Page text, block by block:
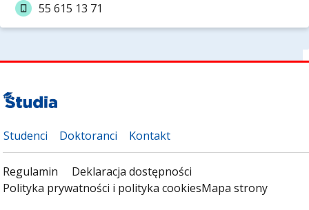
55 615 13 71
Studenci Doktoranci Kontakt
Regulamin
Deklaracja dostępności
Polityka prywatności i polityka cookiesMapa strony